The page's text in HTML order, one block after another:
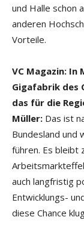
und Halle schon
anderen
Vorteile.
VC Magazin: In
Gigafabrik des
das für die
Müller: Das ist
Bundesland und
führen. Es bleibt
auch langfristig
Entwicklungs-
diese Chance